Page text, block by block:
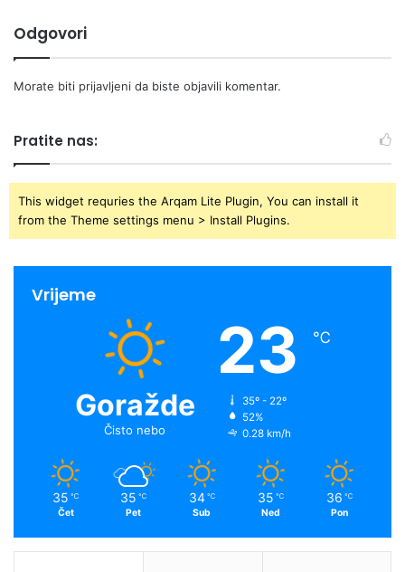
Odgovori
Morate biti prijavljeni da biste objavili komentar.
Pratite nas:
This widget requries the Arqam Lite Plugin, You can install it
from the Theme settings menu > Install Plugins.
Vrijeme
Goražde
Čisto nebo
23 ℃
35º - 22º
52%
0.28 km/h
35 ℃
Čet
35 ℃
Pet
34 ℃
Sub
35 ℃
Ned
36 ℃
Pon